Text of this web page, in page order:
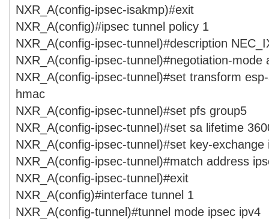
NXR_A(config-ipsec-isakmp)#exit
NXR_A(config)#ipsec tunnel policy 1
NXR_A(config-ipsec-tunnel)#description
NXR_A(config-ipsec-tunnel)#negotiation-mode
NXR_A(config-ipsec-tunnel)#set transform
hmac
NXR_A(config-ipsec-tunnel)#set pfs group5
NXR_A(config-ipsec-tunnel)#set sa lifetime
NXR_A(config-ipsec-tunnel)#set key-exchange
NXR_A(config-ipsec-tunnel)#match address
NXR_A(config-ipsec-tunnel)#exit
NXR_A(config)#interface tunnel 1
NXR_A(config-tunnel)#tunnel mode ipsec ipv4